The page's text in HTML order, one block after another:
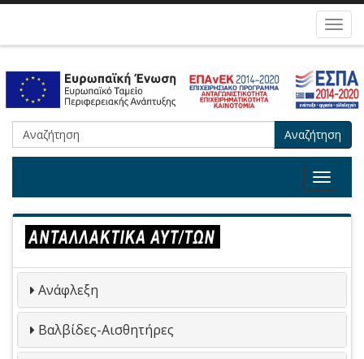
Αναζήτηση
Toggle
Ανάφλεξη
Βαλβίδες-Αισθητήρες